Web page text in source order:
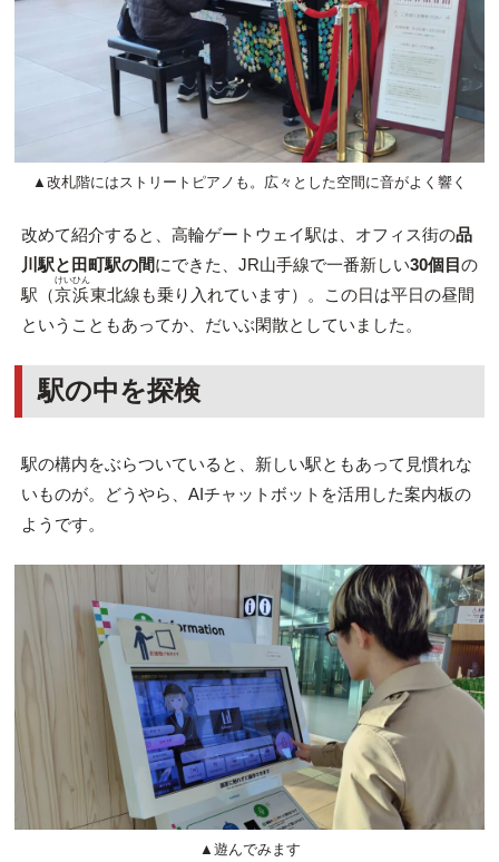
▲改札階にはストリートピアノも。広々とした空間に音がよく響く
改めて紹介すると、高輪ゲートウェイ駅は、オフィス街の品
川駅と田町駅の間にできた、JR山手線で一番新しい30個目 の
駅（京浜
けいひん
東北線も乗り入れています）。この日は平日の昼間
ということもあってか、だいぶ閑散としていました。
駅の中を探検
駅の構内をぶらついていると、新しい駅ともあって見慣れな
いものが。どうやら、AIチャットボットを活用した案内板の
ようです。
▲遊んでみます